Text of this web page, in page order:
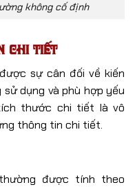
không cố định
chi tiết
sự cân đối về kiến
dụng và phù hợp yếu
thước chi tiết là vô
thông tin chi tiết.
được tính theo